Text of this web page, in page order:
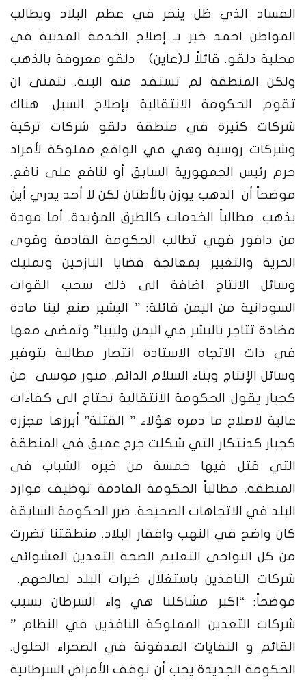
الفساد الذي ظل ينخر في عظم البلاد ويطالب
المواطن احمد خير بـ إصلاح الخدمة المدنية في
محلية دلقو. قائلاً لـ(عاين) دلقو معروفة بالذهب
ولكن المنطقة لم تستفد منه البتة. نتمنى ان
تقوم الحكومة الانتقالية بإصلاح السبل. هناك
شركات كثيرة في منطقة دلقو شركات تركية
وشركات روسية وهي في الواقع مملوكة لأفراد
حرم رئيس الجمهورية السابق أو لنافع على نافع.
موضحاً أن الذهب يوزن بالأطنان لكن لا أحد يدري أين
يذهب. مطالباً الخدمات كالطرق المؤبدة. أما مودة
من دافور فهي تطالب الحكومة القادمة وقوى
الحرية والتغيير بمعالجة قضايا النازحين وتمليك
وسائل الانتاج اضافة الى ذلك سحب القوات
السودانية من اليمن قائلة: ” البشير صنع لينا مادة
مضادة تتاجر بالبشر في اليمن وليبيا” وتمضى معها
في ذات الاتجاه الاستاذة انتصار مطالبة بتوفير
وسائل الإنتاج وبناء السلام الدائم. منور موسى من
كجبار يقول الحكومة الانتقالية تحتاج الى كفاءات
عالية لاصلاح ما دمره هؤلاء ” القتلة” أبرزها مجزرة
كجبار كدنتكار التي شكلت جرح عميق في المنطقة
التي قتل فيها خمسة من خيرة الشباب في
المنطقة. مطالباً الحكومة القادمة توظيف موارد
البلد في الاتجاهات الصحيحة. ضرر الحكومة السابقة
كان واضح في النهب وافقار البلاد. منطقتنا تضررت
من كل النواحي التعليم الصحة التعدين العشوائي
شركات النافذين باستغلال خيرات البلد لصالحهم.
موضحاً: “اكبر مشاكلنا هي واء السرطان بسبب
شركات التعدين المملوكة النافذين في النظام ”
القائم و النفايات المدفونة في الصحراء الحلول.
الحكومة الجديدة يجب أن توقف الأمراض السرطانية